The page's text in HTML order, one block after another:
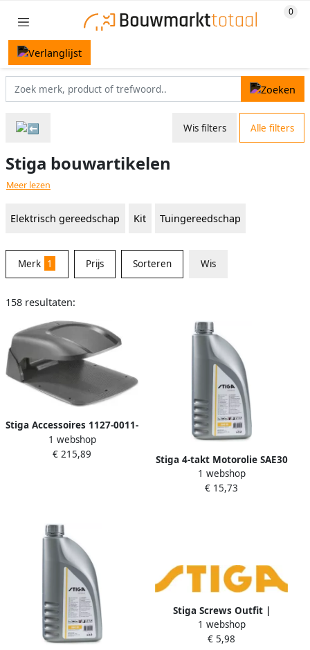
Wis filters Alle filters
Stiga bouwartikelen
Meer lezen
Elektrisch gereedschap Kit Tuingereedschap
Merk 1 Prijs Sorteren Wis
158 resultaten:
Stiga Accessoires 1127-0011-
01 | Robot Oplaadbasis
Deksel Klein 1127-0011-01
1 webshop
€ 215,89
Stiga 4-takt Motorolie SAE30
Inhoud 1 4l 1111-9236-01
1 webshop
€ 15,73
Stiga Screws Outfit |
Onderdeel | GNSS Module
Support 381108613 0
1 webshop
€ 5,98